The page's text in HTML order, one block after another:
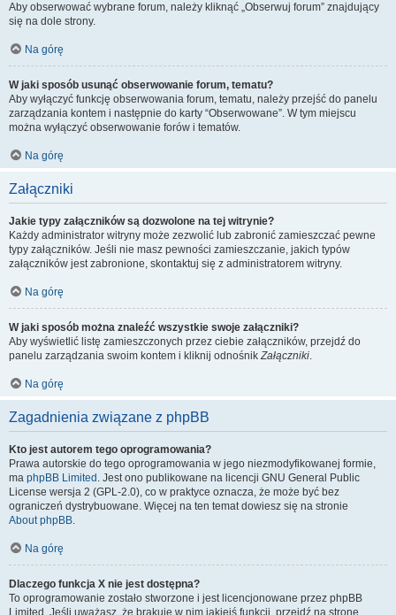
Aby obserwować wybrane forum, należy kliknąć „Obserwuj forum” znajdujący
się na dole strony.
Na górę
W jaki sposób usunąć obserwowanie forum, tematu?
Aby wyłączyć funkcję obserwowania forum, tematu, należy przejść do panelu
zarządzania kontem i następnie do karty “Obserwowane”. W tym miejscu
można wyłączyć obserwowanie forów i tematów.
Na górę
Załączniki
Jakie typy załączników są dozwolone na tej witrynie?
Każdy administrator witryny może zezwolić lub zabronić zamieszczać pewne
typy załączników. Jeśli nie masz pewności zamieszczanie, jakich typów
załączników jest zabronione, skontaktuj się z administratorem witryny.
Na górę
W jaki sposób można znaleźć wszystkie swoje załączniki?
Aby wyświetlić listę zamieszczonych przez ciebie załączników, przejdź do
panelu zarządzania swoim kontem i kliknij odnośnikZałączniki.
Na górę
Zagadnienia związane z phpBB
Kto jest autorem tego oprogramowania?
Prawa autorskie do tego oprogramowania w jego niezmodyfikowanej formie,
ma phpBB Limited . Jest ono publikowane na licencji GNU General Public
License wersja 2 (GPL-2.0), co w praktyce oznacza, że może być bez
ograniczeń dystrybuowane. Więcej na ten temat dowiesz się na stronie
About phpBB.
Na górę
Dlaczego funkcja X nie jest dostępna?
To oprogramowanie zostało stworzone i jest licencjonowane przez phpBB
Limited. Jeśli uważasz, że brakuje w nim jakiejś funkcji, przejdź na stronę